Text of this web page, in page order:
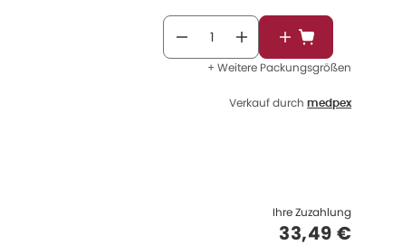
In den
+ Weitere Packungsgrößen
Verkauf durch medpex
Ihre Zuzahlung
33,49 €